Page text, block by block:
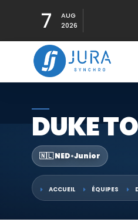
7
AUG
2026
DUKE
🇳🇱 NED•Junior
ACCUEIL ÉQUIPES